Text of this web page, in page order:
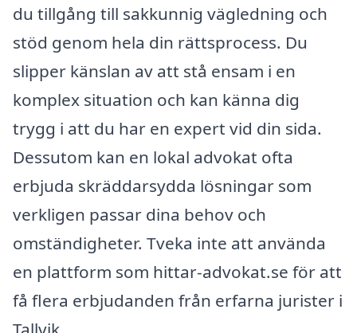
du tillgång till sakkunnig vägledning och
stöd genom hela din rättsprocess. Du
slipper känslan av att stå ensam i en
komplex situation och kan känna dig
trygg i att du har en expert vid din sida.
Dessutom kan en lokal advokat ofta
erbjuda skräddarsydda lösningar som
verkligen passar dina behov och
omständigheter. Tveka inte att använda
en plattform som hittar-advokat.se för att
få flera erbjudanden från erfarna jurister i